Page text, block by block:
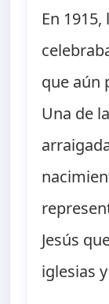
En
que aún
Una de
Jesús
iglesias